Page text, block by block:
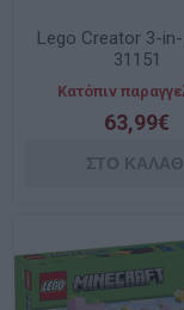
Lego Creator 3-in-
31151
Κατόπιν
63,99€